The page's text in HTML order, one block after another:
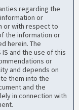
regarding the
or
or with respect to
the information or
herein. The
and the use of this
or
and depends on
them into the
and the
in connection with